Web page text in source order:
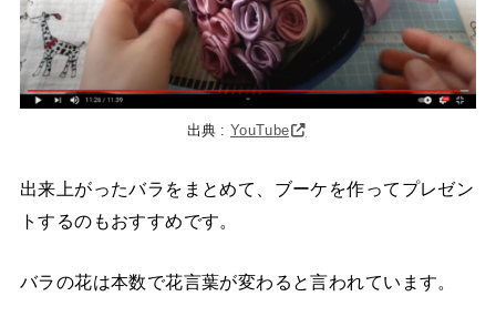
出典 :YouTube
出来上がったバラをまとめて、ブーケを作ってプレゼン
トするのもおすすめです。
バラの花は本数で花言葉が変わると言われています。